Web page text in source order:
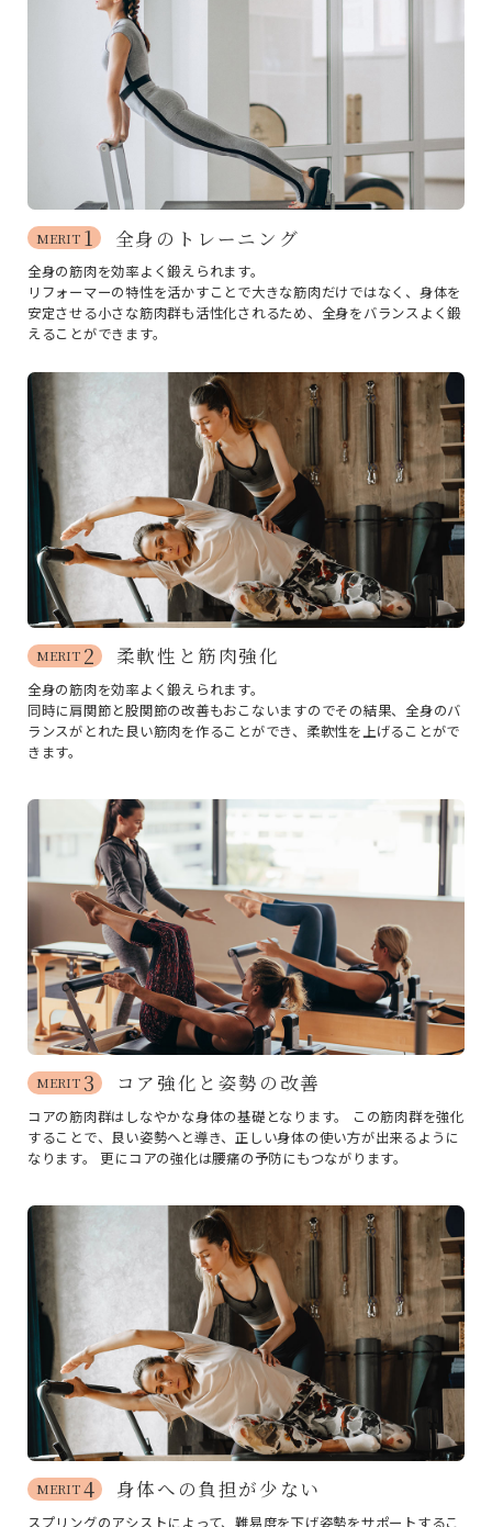
MERIT 1 全身のトレーニング
全身の筋肉を効率よく鍛えられます。
リフォーマーの特性を活かすことで大きな筋肉だけではなく、身体を
安定させる小さな筋肉群も活性化されるため、全身をバランスよく鍛
えることができます。
MERIT 2 柔軟性と筋肉強化
全身の筋肉を効率よく鍛えられます。
同時に肩関節と股関節の改善もおこないますのでその結果、全身のバ
ランスがとれた良い筋肉を作ることができ、柔軟性を上げることがで
きます。
MERIT 3 コア強化と姿勢の改善
コアの筋肉群はしなやかな身体の基礎となります。
この筋肉群を強化
することで、良い姿勢へと導き、正しい身体の使い方が出来るように
なります。
更にコアの強化は腰痛の予防にもつながります。
MERIT4 身体への負担が少ない
スプリングのアシストによって、難易度を下げ姿勢をサポートするこ